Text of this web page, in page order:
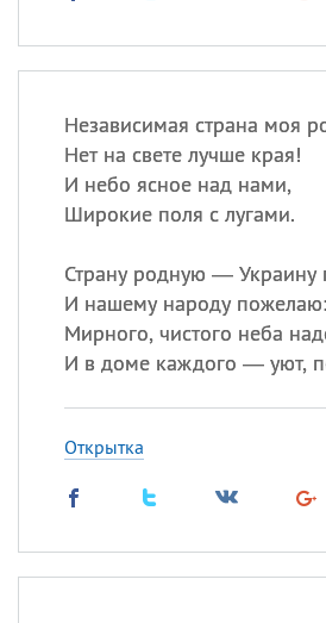
Независимая страна моя
Нет на свете лучше края!
И небо ясное над нами,
Широкие поля с лугами.
Страну родную — Украину
И нашему народу пожелаю:
Мирного, чистого неба
И в доме каждого — уют,
Открытка